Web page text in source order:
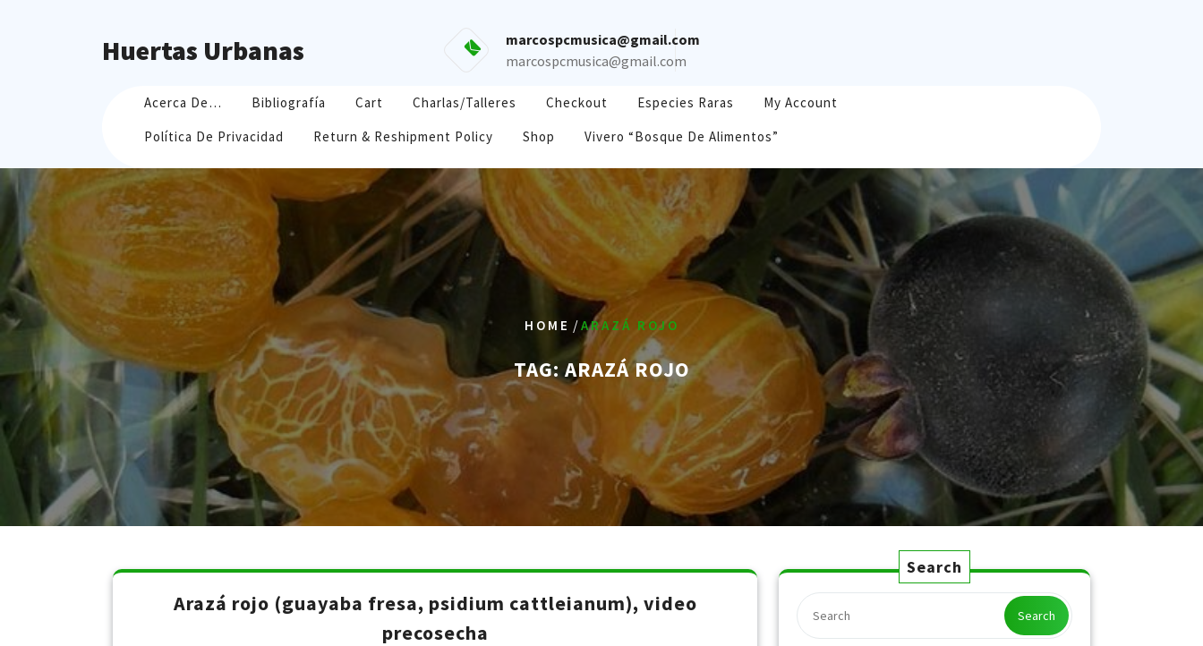
Huertas Urbanas
marcospcmusica@gmail.com
marcospcmusica@gmail.com
Acerca De… Bibliografía Cart Charlas/Talleres Checkout Especies Raras
My Account
Política De Privacidad
Return & Reshipment Policy Shop Vivero “Bosque De Alimentos”
HOME /ARAZÁ ROJO
TAG:ARAZÁ ROJO
Arazá rojo (guayaba fresa, psidium cattleianum), video
precosecha
Search
Search